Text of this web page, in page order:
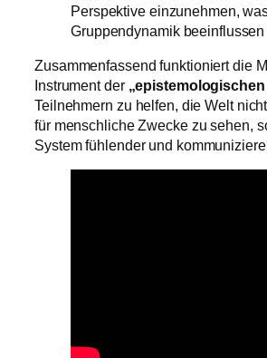
Perspektive einzunehmen,
Gruppendynamik beeinflussen
Zusammenfassend funktioniert die
Instrument der
Teilnehmern zu helfen, die Welt
für menschliche Zwecke zu sehen,
System fühlender und